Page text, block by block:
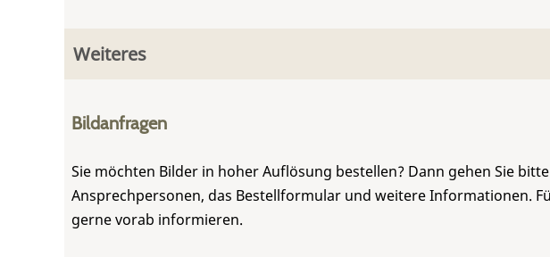
Weiteres
Bildanfragen
Sie möchten Bilder in hoher Auflösung bestellen? Dann gehen Sie
Ansprechpersonen, das Bestellformular und weitere Informationen.
gerne vorab informieren.